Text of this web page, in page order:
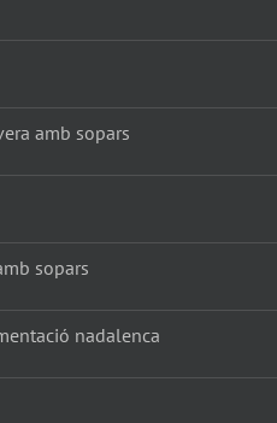
amb sopars
sopars
nadalenca